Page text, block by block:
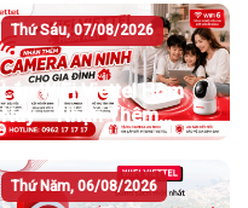
Thứ Sáu, 07/08/2026
Lắp WiFi Viettel Hôm
Nay – Nhận Thêm
Camera An Ninh
Thứ Năm, 06/08/2026